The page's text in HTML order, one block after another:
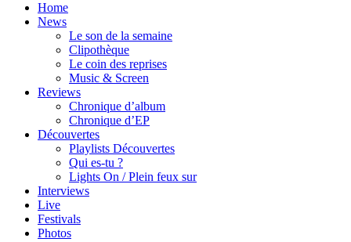
Home
News
Le son de la semaine
Clipothèque
Le coin des reprises
Music & Screen
Reviews
Chronique d’album
Chronique d’EP
Découvertes
Playlists Découvertes
Qui es-tu ?
Lights On / Plein feux sur
Interviews
Live
Festivals
Photos